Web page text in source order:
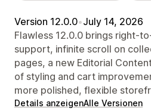
Version 12.0.0•July 14, 2026
Flawless 12.0.0 brings right-
support, infinite scroll on
pages, a new Editorial
of styling and cart
more polished, flexible
Details anzeigenAlle Versionen